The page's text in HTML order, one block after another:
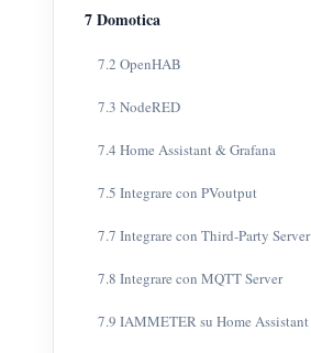
7 Domotica
7.2 OpenHAB
7.3 NodeRED
7.4 Home Assistant & Grafana
7.5 Integrare con PVoutput
7.7 Integrare con Third-Party Server
7.8 Integrare con MQTT Server
7.9 IAMMETER su Home Assistant